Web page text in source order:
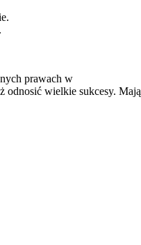
prawach w
odnosić wielkie sukcesy. Mają